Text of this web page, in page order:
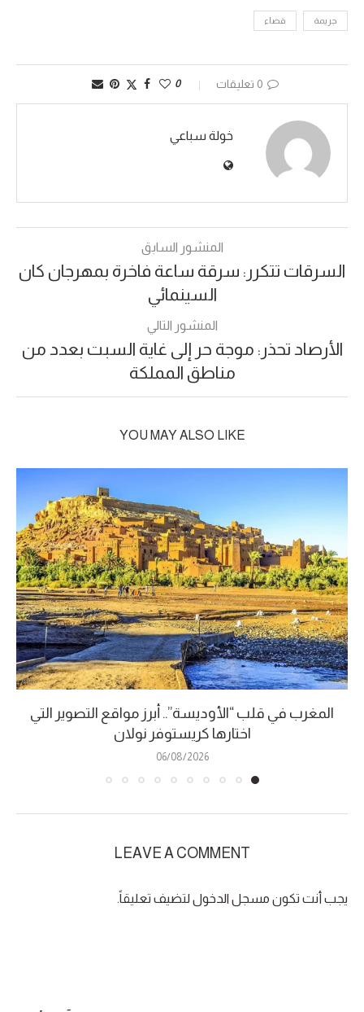
جريمة قضاء
0 تعليقات 0
خولة سباعي
المنشور السابق
السرقات تتكرر: سرقة ساعة فاخرة بمهرجان كان
السينمائي
المنشور التالي
الأرصاد تحذر: موجة حر إلى غاية السبت بعدد من
مناطق المملكة
YOU MAY ALSO LIKE
المغرب في قلب “الأوديسة”.. أبرز مواقع التصوير التي
اختارها كريستوفر نولان
06/08/2026
LEAVE A COMMENT
يجب أنت تكون مسجل الدخول لتضيف تعليقاً.